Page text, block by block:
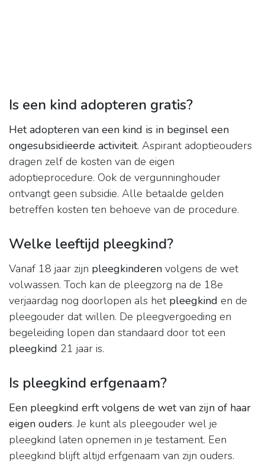
Is een kind adopteren gratis?
Het adopteren van een kind is in beginsel een
ongesubsidieerde activiteit. Aspirant adoptieouders
dragen zelf de kosten van de eigen
adoptieprocedure. Ook de vergunninghouder
ontvangt geen subsidie. Alle betaalde gelden
betreffen kosten ten behoeve van de procedure.
Welke leeftijd pleegkind?
Vanaf 18 jaar zijn pleegkinderen volgens de wet
volwassen. Toch kan de pleegzorg na de 18e
verjaardag nog doorlopen als het pleegkind en de
pleegouder dat willen. De pleegvergoeding en
begeleiding lopen dan standaard door tot een
pleegkind 21 jaar is.
Is pleegkind erfgenaam?
Een pleegkind erft volgens de wet van zijn of haar
eigen ouders. Je kunt als pleegouder wel je
pleegkind laten opnemen in je testament. Een
pleegkind blijft altijd erfgenaam van zijn ouders.